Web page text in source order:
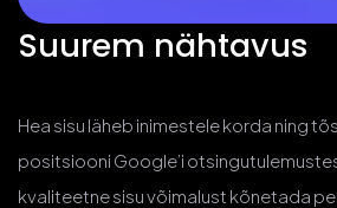
Suurem nähtavus
Hea sisu läheb inimestele korda ning
positsiooni Google’i
kvaliteetne sisu võimalust kõnetada